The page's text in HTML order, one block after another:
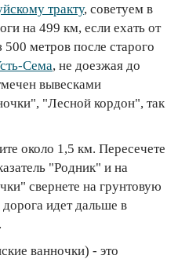
тракту, советуем в
на 499 км, если ехать от
метров после старого
Сема, не доезжая до
вывесками
"Лесной кордон", так
около 1,5 км. Пересечете
"Родник" и на
свернете на грунтовую
идет дальше в
ванночки) - это